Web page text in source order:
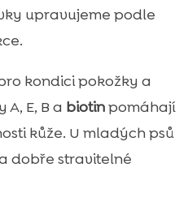
upravujeme podle
kondici pokožky a
E, B a biotinpomáhají
kůže. U mladých psů
dobře stravitelné